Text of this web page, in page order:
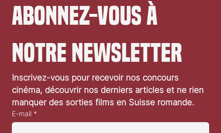
Abonnez-vous à
notre newsletter
Inscrivez-vous pour recevoir nos concours
cinéma, découvrir nos derniers articles et ne rien
manquer des sorties films en Suisse romande.
E-mail *